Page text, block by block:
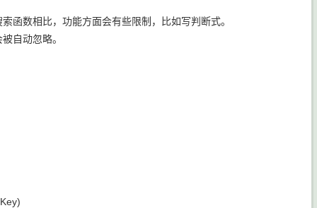
函数相比，功能方面会有些限制，比如写判断式。
自动忽略。